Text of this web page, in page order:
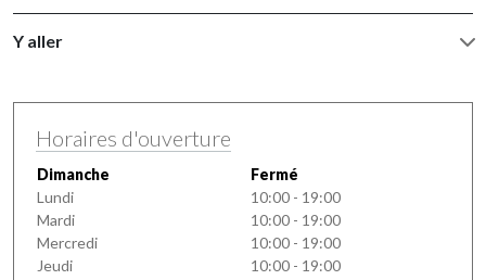
Y aller
Horaires d'ouverture
Dimanche
Fermé
Lundi
10:00 - 19:00
Mardi
10:00 - 19:00
Mercredi
10:00 - 19:00
Jeudi
10:00 - 19:00